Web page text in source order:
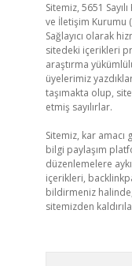
Sitemiz, 5651
ve İletişim Kurumu
Sağlayıcı olarak
sitedeki içerikleri
araştırma
üyelerimiz
taşımakta olup,
etmiş sayılırlar.
Sitemiz, kar
bilgi paylaşım
düzenlemelere
içerikleri,
bildirmeniz
sitemizden